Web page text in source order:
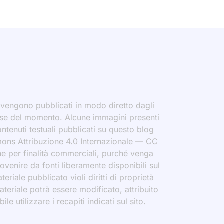
pubblicati in modo diretto dagli
del momento. Alcune immagini presenti
testuali pubblicati su questo blog
Attribuzione 4.0 Internazionale — CC
per finalità commerciali, purché venga
da fonti liberamente disponibili sul
pubblicato violi diritti di proprietà
potrà essere modificato, attribuito
utilizzare i recapiti indicati sul sito.